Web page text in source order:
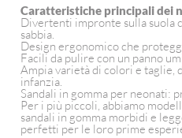
Caratteristiche principali dei
Divertenti impronte sulla suola
sabbia.
Design ergonomico che
Facili da pulire con un panno
Ampia varietà di colori e taglie,
infanzia.
Sandali in gomma per neonati:
Per i più piccoli, abbiamo
sandali in gomma morbidi e
perfetti per le loro prime